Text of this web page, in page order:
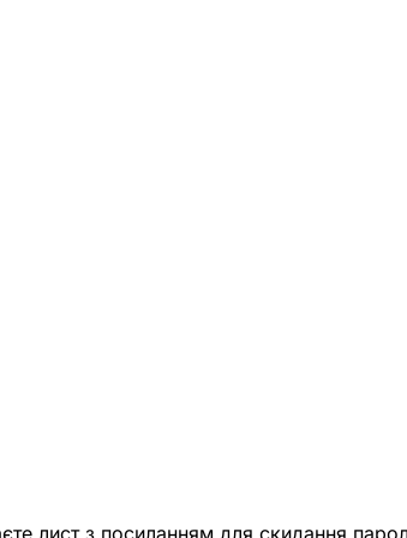
лист з посиланням для скидання